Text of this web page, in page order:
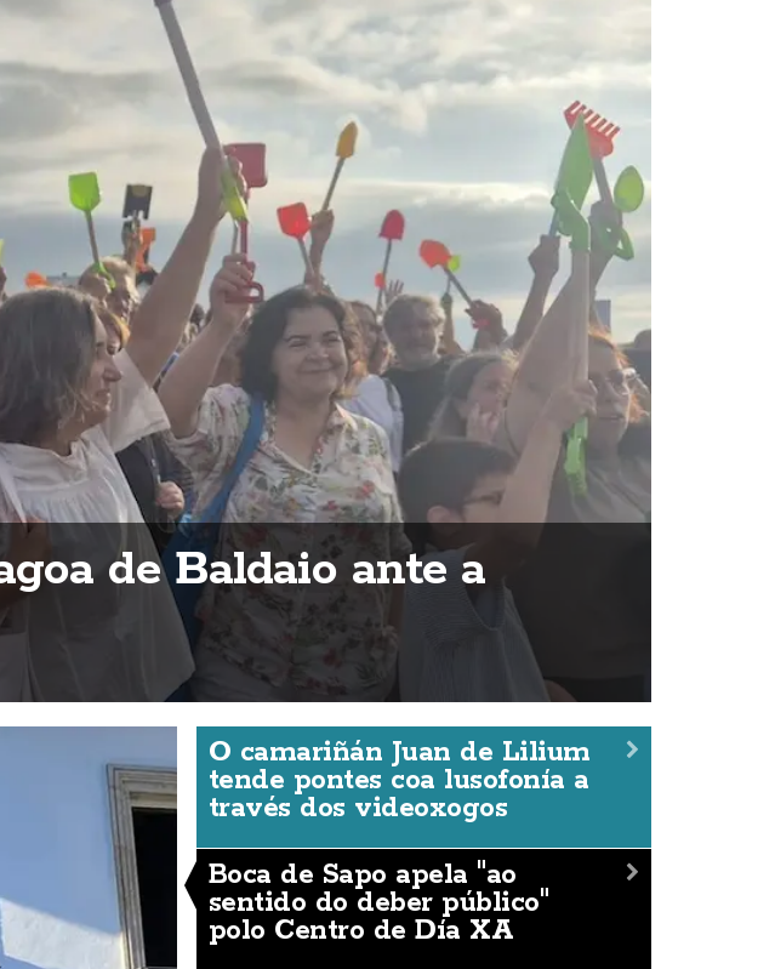
de Baldaio ante a
O camariñán Juan de Lilium
tende pontes coa lusofonía a
través dos videoxogos
Boca de Sapo apela "ao
sentido do deber público"
polo Centro de Día XA